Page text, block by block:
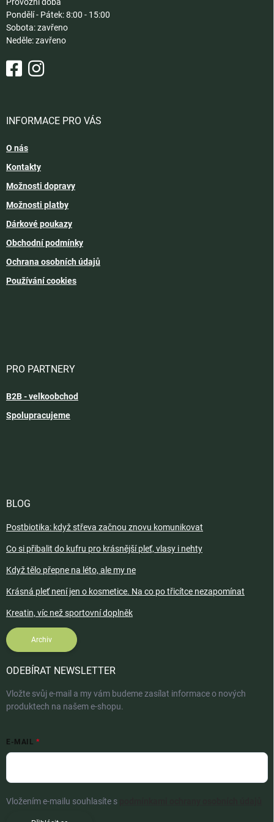
Pondělí - Pátek: 8:00 - 15:00
Sobota: zavřeno
Neděle: zavřeno
INFORMACE PRO VÁS
O nás
Kontakty
Možnosti dopravy
Možnosti platby
Dárkové poukazy
Obchodní podmínky
Ochrana osobních údajů
Používání cookies
PRO PARTNERY
B2B - velkoobchod
Spolupracujeme
BLOG
Postbiotika: když střeva začnou znovu komunikovat
Co si přibalit do kufru pro krásnější pleť, vlasy i nehty
Když tělo přepne na léto, ale my ne
Krásná pleť není jen o kosmetice. Na co po třicítce nezapomínat
Kreatin, víc než sportovní doplněk
Archiv
ODEBÍRAT NEWSLETTER
Vložte svůj e-mail a my vám budeme zasílat informace o nových
produktech na našem e-shopu.
E-MAIL
Vložením e-mailu souhlasíte s